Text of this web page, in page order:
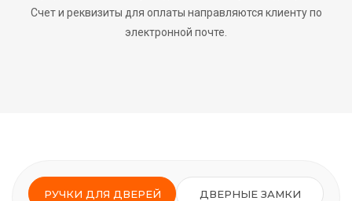
Счет и реквизиты для оплаты направляются клиенту по
электронной почте.
РУЧКИ ДЛЯ ДВЕРЕЙ ДВЕРНЫЕ ЗАМКИ